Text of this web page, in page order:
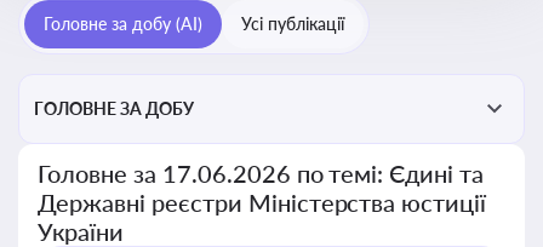
сімейних та майнових відносин
Головне за добу (AI) Усі публікації
ГОЛОВНЕ ЗА ДОБУ
Головне за 17.06.2026 по темі: Єдині та
Державні реєстри Міністерства юстиції
України